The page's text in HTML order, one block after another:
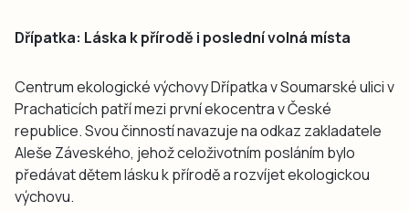
Dřípatka: Láska k přírodě i poslední volná místa
Centrum ekologické výchovy Dřípatka v Soumarské ulici v
Prachaticích patří mezi první ekocentra v České
republice. Svou činností navazuje na odkaz zakladatele
Aleše Záveského, jehož celoživotním posláním bylo
předávat dětem lásku k přírodě a rozvíjet ekologickou
výchovu.